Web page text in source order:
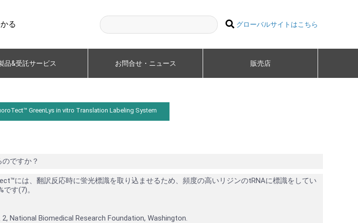
る グローバルサイトはこちら
品&受託サービス お問合せ・ニュース 販売店
GreenLys in vitro Translation Labeling System
ですか？
には、翻訳反応時に蛍光標識を取り込ませるため、頻度の高いリジンのtRNAに標識をしてい
す(7)。
National Biomedical Research Foundation, Washington.